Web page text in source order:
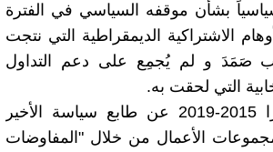
بشأن موقفه السياسي في الفترة
لأوهام الاشتراكية الديمقراطية التي نتجت
صَمَدَ و لم يُجمِع على دعم التداول
التي لحقت به.
و كَشَف الحزب خلال فترة حكم سيريزا 2015-2019 عن طابع سياسة اﻷخير
مجموعات الأعمال من خلال "المفاوضات